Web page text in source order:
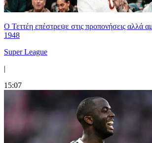
Ο Τεττέη επέστρεψε στις προπονήσεις αλλά
1948
Super League
|
15:07